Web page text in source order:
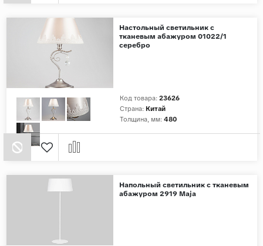
Настольный светильник с
тканевым абажуром 01022/1
серебро
Код товара: 23626
Страна: Китай
Толщина, мм: 480
Напольный светильник с тканевым
абажуром 2919 Maja